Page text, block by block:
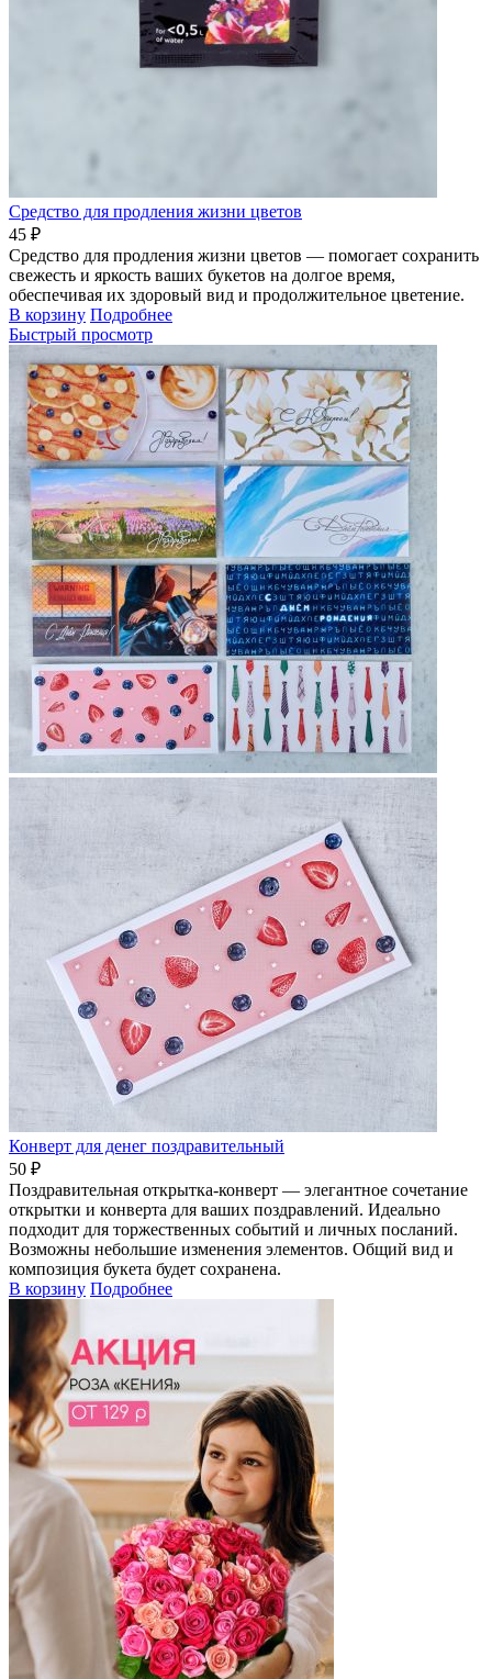
Средство для продления жизни цветов
45 ₽
Средство для продления жизни цветов — помогает сохранить
свежесть и яркость ваших букетов на долгое время,
обеспечивая их здоровый вид и продолжительное цветение.
В корзину Подробнее
Быстрый просмотр
Конверт для денег поздравительный
50 ₽
Поздравительная открытка-конверт — элегантное сочетание
открытки и конверта для ваших поздравлений. Идеально
подходит для торжественных событий и личных посланий.
Возможны небольшие изменения элементов. Общий вид и
композиция букета будет сохранена.
В корзину Подробнее